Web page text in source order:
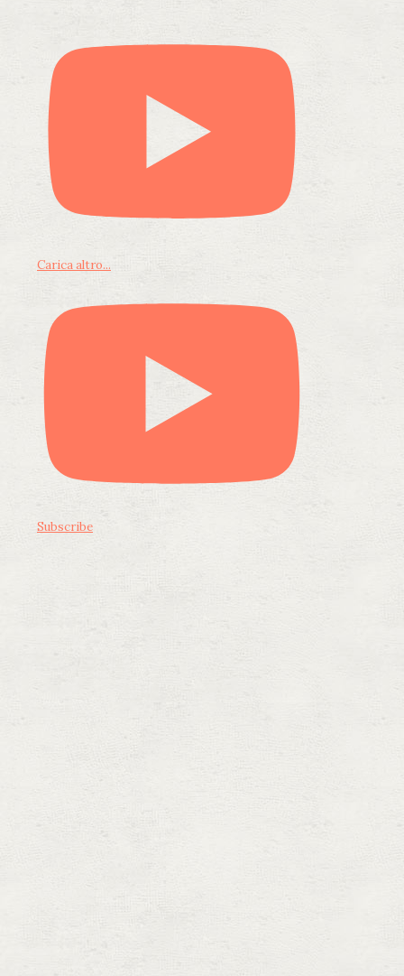
Carica altro...
Subscribe